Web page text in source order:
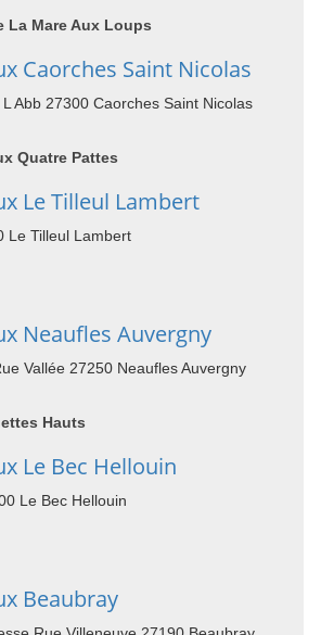
La Mare Aux Loups
Caorches Saint Nicolas
Abb 27300 Caorches Saint Nicolas
Quatre Pattes
Le Tilleul Lambert
Le Tilleul Lambert
Neaufles Auvergny
Vallée 27250 Neaufles Auvergny
Hauts
Le Bec Hellouin
Le Bec Hellouin
Beaubray